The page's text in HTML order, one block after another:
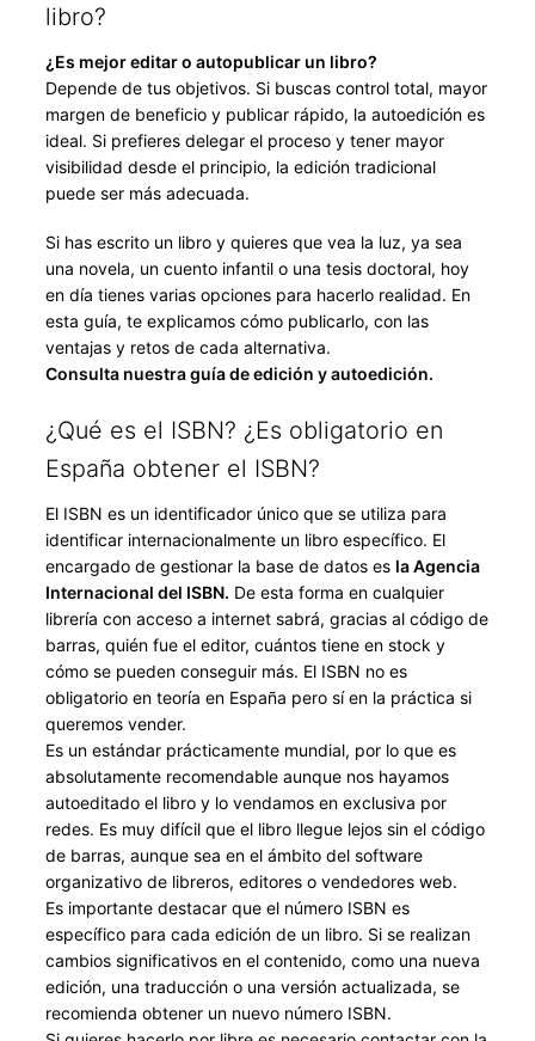
libro?
¿Es mejor editar o autopublicar un libro?
Depende de tus objetivos. Si buscas control total, mayor
margen de beneficio y publicar rápido, la autoedición es
ideal. Si prefieres delegar el proceso y tener mayor
visibilidad desde el principio, la edición tradicional
puede ser más adecuada.
Si has escrito un libro y quieres que vea la luz, ya sea
una novela, un cuento infantil o una tesis doctoral, hoy
en día tienes varias opciones para hacerlo realidad. En
esta guía, te explicamos cómo publicarlo, con las
ventajas y retos de cada alternativa.
Consulta nuestra guía de edición y autoedición.
¿Qué es el ISBN? ¿Es obligatorio en
España obtener el ISBN?
El ISBN es un identificador único que se utiliza para
identificar internacionalmente un libro específico. El
encargado de gestionar la base de datos es la Agencia
Internacional del ISBN. De esta forma en cualquier
librería con acceso a internet sabrá, gracias al código de
barras, quién fue el editor, cuántos tiene en stock y
cómo se pueden conseguir más. El ISBN no es
obligatorio en teoría en España pero sí en la práctica si
queremos vender.
Es un estándar prácticamente mundial, por lo que es
absolutamente recomendable aunque nos hayamos
autoeditado el libro y lo vendamos en exclusiva por
redes. Es muy difícil que el libro llegue lejos sin el código
de barras, aunque sea en el ámbito del software
organizativo de libreros, editores o vendedores web.
Es importante destacar que el número ISBN es
específico para cada edición de un libro. Si se realizan
cambios significativos en el contenido, como una nueva
edición, una traducción o una versión actualizada, se
recomienda obtener un nuevo número ISBN.